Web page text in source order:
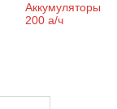
Аккумуляторы
200 а/ч